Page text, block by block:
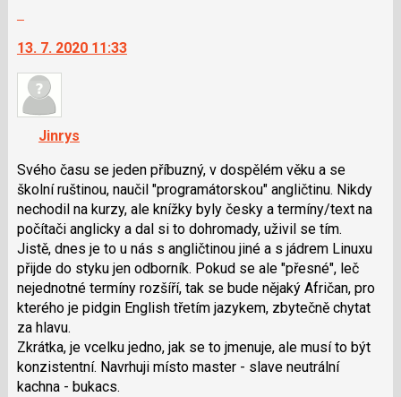
další
nový
názor.
navigaci
lze
použít
i
klávesy
N
pro
následující
a
P
pro
předchozí
nový
názor
13. 7. 2020 11:33
Jinrys
Svého času se jeden příbuzný, v dospělém věku a se
školní ruštinou, naučil "programátorskou" angličtinu. Nikdy
nechodil na kurzy, ale knížky byly česky a termíny/text na
počítači anglicky a dal si to dohromady, uživil se tím.
Jistě, dnes je to u nás s angličtinou jiné a s jádrem Linuxu
přijde do styku jen odborník. Pokud se ale "přesné", leč
nejednotné termíny rozšíří, tak se bude nějaký Afričan, pro
kterého je pidgin English třetím jazykem, zbytečně chytat
za hlavu.
Zkrátka, je vcelku jedno, jak se to jmenuje, ale musí to být
konzistentní. Navrhuji místo master - slave neutrální
kachna - bukacs.